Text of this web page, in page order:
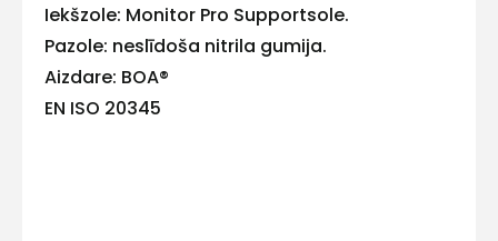
Iekšzole: Monitor Pro Supportsole.
Pazole: neslīdoša nitrila gumija.
Aizdare: BOA®
EN ISO 20345